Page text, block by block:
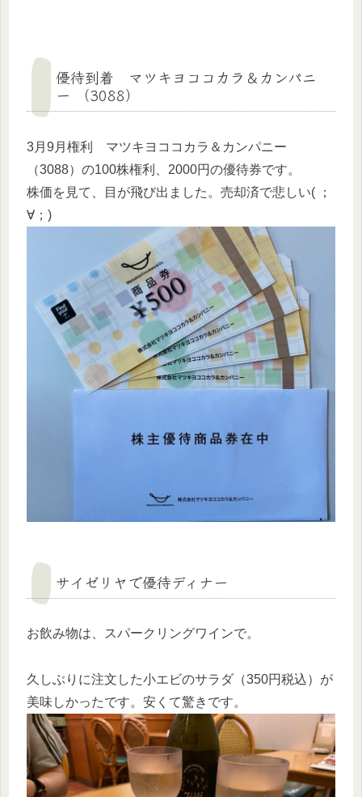
優待到着 マツキヨココカラ＆カンパニ
ー （3088）
3月9月権利 マツキヨココカラ＆カンパニー
（3088）の100株権利、2000円の優待券です。
株価を見て、目が飛び出ました。売却済で悲しい( ；
∀；)
サイゼリヤで優待ディナー
お飲み物は、スパークリングワインで。
久しぶりに注文した小エビのサラダ（350円税込）が
美味しかったです。安くて驚きです。